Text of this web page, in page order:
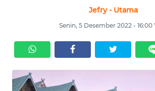
Jefry - Utama
Senin, 5 Desember 2022 - 16:00
SERBA-
SERBI
OPINI